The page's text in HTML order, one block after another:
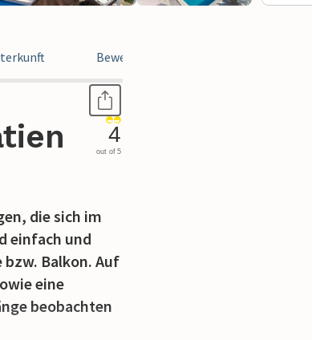
Bewertungen
4
out of 5
die sich im
einfach und
Balkon. Auf
eine
beobachten